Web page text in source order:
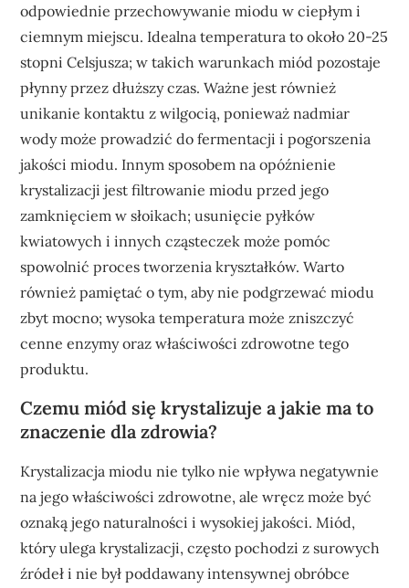
odpowiednie przechowywanie miodu w ciepłym i
ciemnym miejscu. Idealna temperatura to około 20-25
stopni Celsjusza; w takich warunkach miód pozostaje
płynny przez dłuższy czas. Ważne jest również
unikanie kontaktu z wilgocią, ponieważ nadmiar
wody może prowadzić do fermentacji i pogorszenia
jakości miodu. Innym sposobem na opóźnienie
krystalizacji jest filtrowanie miodu przed jego
zamknięciem w słoikach; usunięcie pyłków
kwiatowych i innych cząsteczek może pomóc
spowolnić proces tworzenia kryształków. Warto
również pamiętać o tym, aby nie podgrzewać miodu
zbyt mocno; wysoka temperatura może zniszczyć
cenne enzymy oraz właściwości zdrowotne tego
produktu.
Czemu miód się krystalizuje a jakie ma to
znaczenie dla zdrowia?
Krystalizacja miodu nie tylko nie wpływa negatywnie
na jego właściwości zdrowotne, ale wręcz może być
oznaką jego naturalności i wysokiej jakości. Miód,
który ulega krystalizacji, często pochodzi z surowych
źródeł i nie był poddawany intensywnej obróbce